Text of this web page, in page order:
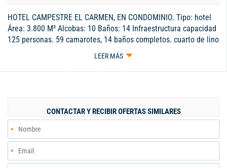
HOTEL CAMPESTRE EL CARMEN, EN CONDOMINIO. Tipo: hotel
Área: 3.800 M² Alcobas: 10 Baños: 14 Infraestructura capacidad
125 personas. 59 camarotes, 14 baños completos. cuarto de lino
y tendidos, zona comedor, estadero, cocina con leña y asados,
cocina ppal. equipada vajilla 100 personas, fogata, bodega,
enfermería, tienda, piscina pequeña con chorrera, piscina para
eventos capacidad para 100 personas termo acústico, puertas
emergencia, mesas, sillas, video, 2 sonidos, baño social. Cancha
de futbol, zonas verdes, jardines, arboles frutales. Cuenta con
dos busetas para recibir y transportar los visitantes desde el
Carmen (documentos zona rural). Construido en concreto con
vigas fundidas y acero, techos en chanul
LEER MÁS
CONTACTAR Y RECIBIR OFERTAS SIMILARES